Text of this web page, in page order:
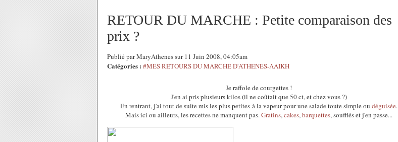
RETOUR DU MARCHE : Petite comparaison des
prix ?
Publié par MaryAthenes sur 11 Juin 2008, 04:05am
Catégories : #MES RETOURS DU MARCHE D'ATHENES-ΛΑΙΚΗ
Je raffole de courgettes !
J'en ai pris plusieurs kilos (il ne coûtait que 50 ct, et chez vous ?)
En rentrant, j'ai tout de suite mis les plus petites à la vapeur pour une salade toute simple ou déguisée.
Mais ici ou ailleurs, les recettes ne manquent pas.Gratins,cakes,barquettes, soufflés et j'en passe...